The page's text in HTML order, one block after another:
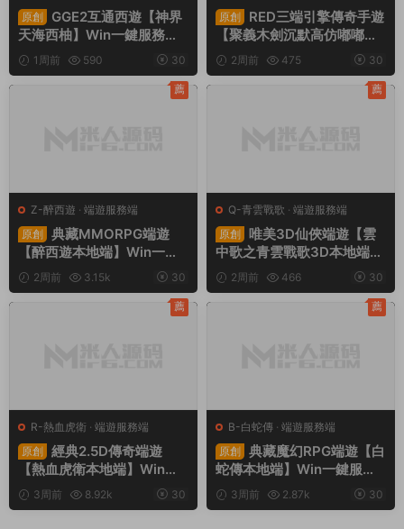
服務端
端遊服務端
原創
GGE2互通西遊【神界
天海西柚】Win一鍵服務端
+安卓蘋果PC三端+内置GM
工具+全套源碼+視頻架設教
1周前 590 30
端遊服務端
原創
RED三端引擎傳奇手遊
【聚義木劍沉默高仿嘟嘟沉
默】Win一鍵服務端+安卓蘋
果PC三端+視頻架設教程
2周前 475 30
Z-醉西遊 · 端遊服務端
原創 典藏MMORPG端遊
【醉西遊本地端】Win一鍵
服務端+PC客戶端+GM後台
+視頻架設教程
2周前 3.15k 30
薦
Q-青雲戰歌 · 端遊服務端
原創 唯美3D仙俠端遊【雲
中歌之青雲戰歌3D本地端】
Win一鍵服務端+PC客戶端+
GM工具+視頻架設教程
2周前 466 30
薦
R-熱血虎衛 · 端遊服務端
原創 經典2.5D傳奇端遊
【熱血虎衛本地端】Win一
鍵服務端+PC客戶端+視頻
架設教程
3周前 8.92k 30
薦
B-白蛇傳 · 端遊服務端
原創 典藏魔幻RPG端遊【白
蛇傳本地端】Win一鍵服務
端+PC客戶端+GM工具+視
頻架設教程
3周前 2.87k 30
薦